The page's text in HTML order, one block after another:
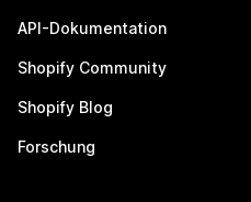
API-Dokumentation
Shopify Community
Shopify Blog
Forschung